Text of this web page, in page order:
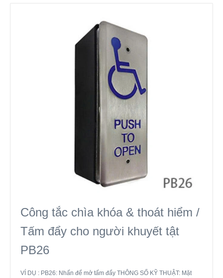
Công tắc chìa khóa & thoát hiểm /
Tấm đẩy cho người khuyết tật
PB26
VÍ DỤ : PB26: Nhấn để mở tấm đẩy THÔNG SỐ KỸ THUẬT: Mặt